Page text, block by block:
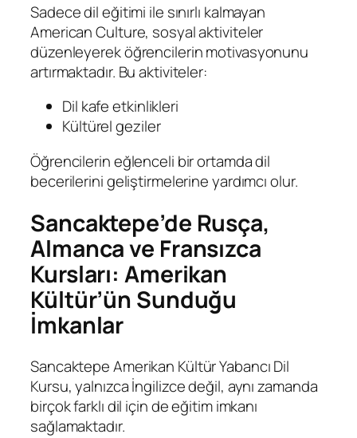
Sadece dil eğitimi ile sınırlı kalmayan
American Culture, sosyal aktiviteler
düzenleyerek öğrencilerin motivasyonunu
artırmaktadır. Bu aktiviteler:
Dil kafe etkinlikleri
Kültürel geziler
Öğrencilerin eğlenceli bir ortamda dil
becerilerini geliştirmelerine yardımcı olur.
Sancaktepe’de Rusça,
Almanca ve Fransızca
Kursları: Amerikan
Kültür’ün Sunduğu
İmkanlar
Sancaktepe Amerikan Kültür Yabancı Dil
Kursu, yalnızca İngilizce değil, aynı zamanda
birçok farklı dil için de eğitim imkanı
sağlamaktadır.